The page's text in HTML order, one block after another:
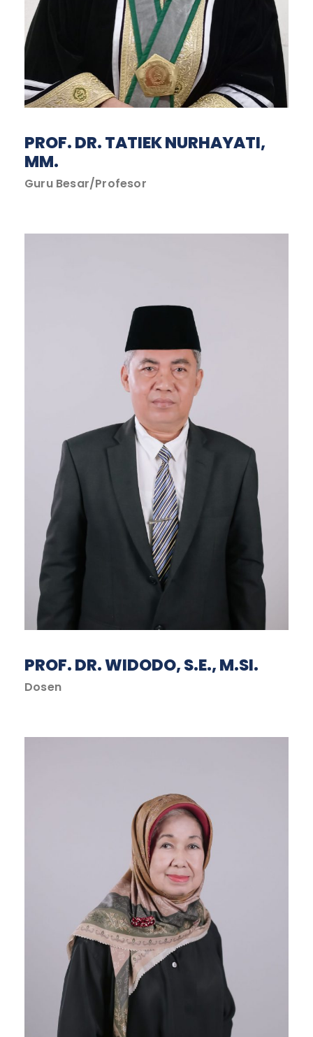
PROF. DR. TATIEK NURHAYATI,
MM.
Guru Besar/Profesor
PROF. DR. WIDODO, S.E., M.SI.
Dosen